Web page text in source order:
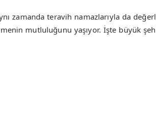
zamanda teravih namazlarıyla da
mutluluğunu yaşıyor. İşte büyük